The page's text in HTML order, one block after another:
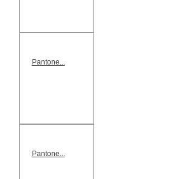
Pantone...
Pantone...